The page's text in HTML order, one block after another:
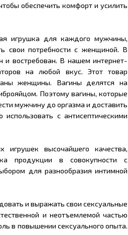
обеспечить комфорт и усилить
игрушка для каждого мужчины,
свои потребности с женщиной. В
и востребован. В нашем интернет-
на любой вкус. Этот товар
женщины. Вагины делятся на
Поэтому вагины, которые
мужчину до оргазма и доставить
с антисептическими
игрушек высочайшего качества,
продукции в совокупности с
для разнообразия интимной
и выражать свои сексуальные
и неотъемлемой частью
в повышении сексуального опыта.